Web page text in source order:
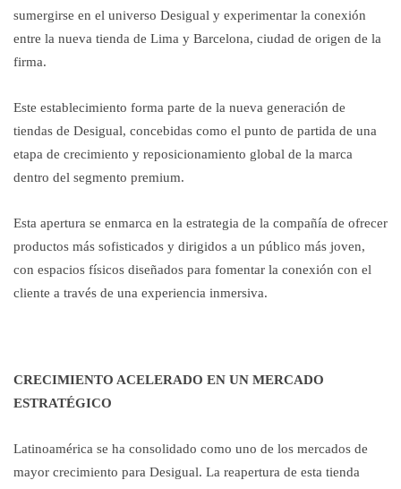
sumergirse en el universo Desigual y experimentar la conexión
entre la nueva tienda de Lima y Barcelona, ciudad de origen de la
firma.
Este establecimiento forma parte de la nueva generación de
tiendas de Desigual, concebidas como el punto de partida de una
etapa de crecimiento y reposicionamiento global de la marca
dentro del segmento premium.
Esta apertura se enmarca en la estrategia de la compañía de ofrecer
productos más sofisticados y dirigidos a un público más joven,
con espacios físicos diseñados para fomentar la conexión con el
cliente a través de una experiencia inmersiva.
CRECIMIENTO ACELERADO EN UN MERCADO
ESTRATÉGICO
Latinoamérica se ha consolidado como uno de los mercados de
mayor crecimiento para Desigual. La reapertura de esta tienda